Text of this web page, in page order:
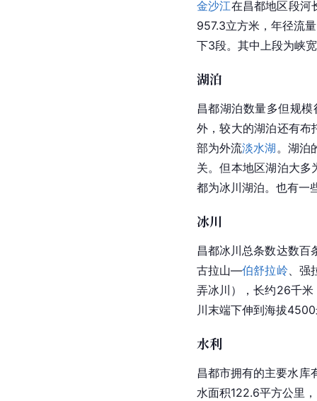
金沙江在昌都地区段
957.3立方米，年径流
下3段。其中上段为峡
湖泊
昌都湖泊数量多但规
外，较大的湖泊还有布
部为外流淡水湖。湖泊
关。但本地区湖泊大多
都为冰川湖泊。也有一
冰川
昌都冰川总条数达数百
古拉山—伯舒拉岭、强
弄冰川），长约26千
川末端下伸到海拔
水利
昌都市拥有的主要水库
水面积122.6平方公里